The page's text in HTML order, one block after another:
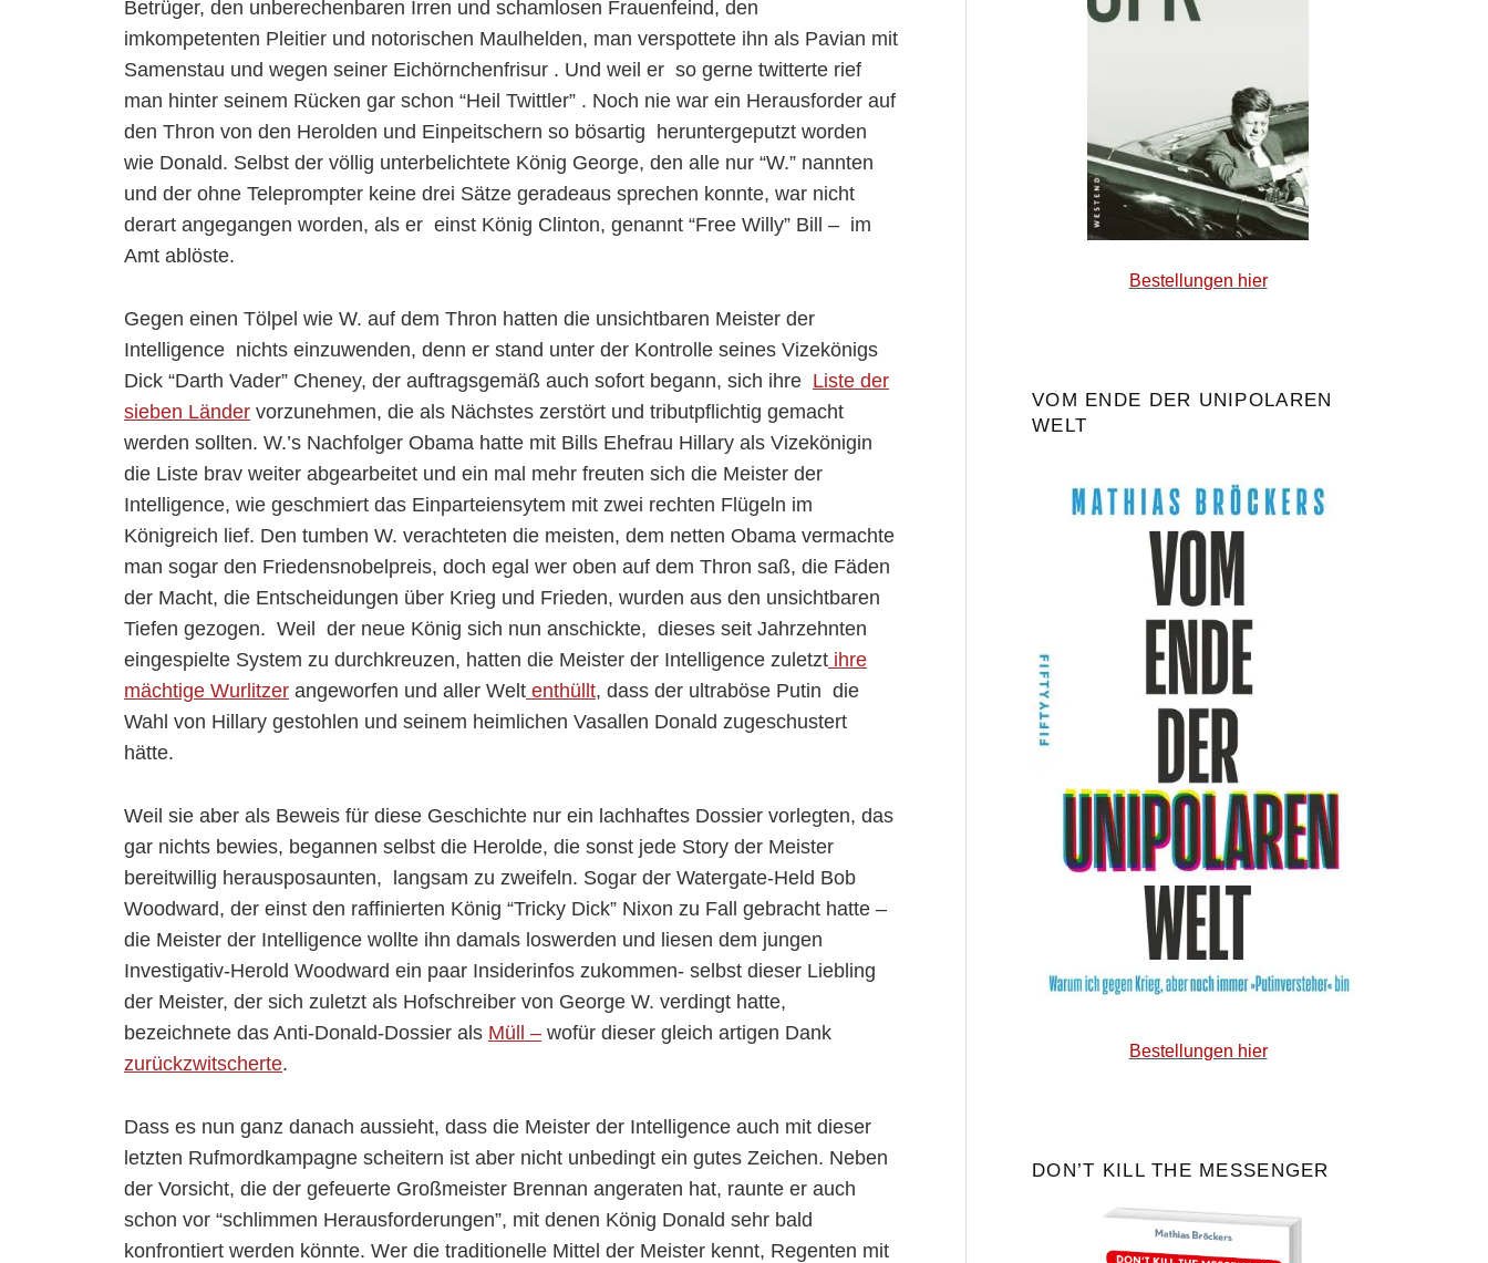
Betrüger, den unberechenbaren Irren und schamlosen Frauenfeind, den
imkompetenten Pleitier und notorischen Maulhelden, man verspottete ihn als Pavian mit
Samenstau und wegen seiner Eichörnchenfrisur . Und weil er so gerne twitterte rief
man hinter seinem Rücken gar schon “Heil Twittler” . Noch nie war ein Herausforder auf
den Thron von den Herolden und Einpeitschern so bösartig heruntergeputzt worden
wie Donald. Selbst der völlig unterbelichtete König George, den alle nur “W.” nannten
und der ohne Teleprompter keine drei Sätze geradeaus sprechen konnte, war nicht
derart angegangen worden, als er einst König Clinton, genannt “Free Willy” Bill – im
Amt ablöste.
Gegen einen Tölpel wie W. auf dem Thron hatten die unsichtbaren Meister der
Intelligence nichts einzuwenden, denn er stand unter der Kontrolle seines Vizekönigs
Dick “Darth Vader” Cheney, der auftragsgemäß auch sofort begann, sich ihre Liste der
sieben Länder vorzunehmen, die als Nächstes zerstört und tributpflichtig gemacht
werden sollten. W.’s Nachfolger Obama hatte mit Bills Ehefrau Hillary als Vizekönigin
die Liste brav weiter abgearbeitet und ein mal mehr freuten sich die Meister der
Intelligence, wie geschmiert das Einparteiensytem mit zwei rechten Flügeln im
Königreich lief. Den tumben W. verachteten die meisten, dem netten Obama vermachte
man sogar den Friedensnobelpreis, doch egal wer oben auf dem Thron saß, die Fäden
der Macht, die Entscheidungen über Krieg und Frieden, wurden aus den unsichtbaren
Tiefen gezogen. Weil der neue König sich nun anschickte, dieses seit Jahrzehnten
eingespielte System zu durchkreuzen, hatten die Meister der Intelligence zuletzt ihre
mächtige Wurlitzer angeworfen und aller Welt enthüllt, dass der ultraböse Putin die
Wahl von Hillary gestohlen und seinem heimlichen Vasallen Donald zugeschustert
hätte.
Weil sie aber als Beweis für diese Geschichte nur ein lachhaftes Dossier vorlegten, das
gar nichts bewies, begannen selbst die Herolde, die sonst jede Story der Meister
bereitwillig herausposaunten, langsam zu zweifeln. Sogar der Watergate-Held Bob
Woodward, der einst den raffinierten König “Tricky Dick” Nixon zu Fall gebracht hatte –
die Meister der Intelligence wollte ihn damals loswerden und liesen dem jungen
Investigativ-Herold Woodward ein paar Insiderinfos zukommen- selbst dieser Liebling
der Meister, der sich zuletzt als Hofschreiber von George W. verdingt hatte,
bezeichnete das Anti-Donald-Dossier als Müll – wofür dieser gleich artigen Dank
zurückzwitscherte.
Dass es nun ganz danach aussieht, dass die Meister der Intelligence auch mit dieser
letzten Rufmordkampagne scheitern ist aber nicht unbedingt ein gutes Zeichen. Neben
der Vorsicht, die der gefeuerte Großmeister Brennan angeraten hat, raunte er auch
schon vor “schlimmen Herausforderungen”, mit denen König Donald sehr bald
konfrontiert werden könnte. Wer die traditionelle Mittel der Meister kennt, Regenten mit
Bestellungen hier
VOM ENDE DER UNIPOLAREN
WELT
Bestellungen hier
DON’T KILL THE MESSENGER